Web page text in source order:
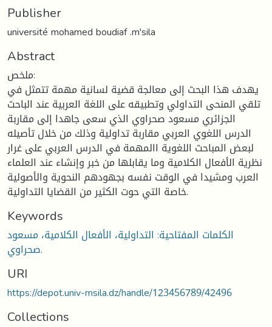
Publisher
université mohamed boudiaf .m'sila
Abstract
ملخص:
يهدف هذا البحث إلى معالجة قضية لسانية مهمة تتمثل في
تلقي المنحى التداولي وتطبيقه على اللغة العربية عند الباحث
الجزائري مسعود صحراوي الذي سعى جاهدا إلى مقاربة
الدرس اللغوي العربي مقاربة تداولية وذلك من خلال تأصيله
لبعض المباحث اللغوية االمهمة في الدرس العربي على غرار
نظرية الأفعال الكلامية وما يقابلها من خبر وإنشاء عند العلماء
العرب ومشيدا في الوقت نفسه بجهودهم النحوية والأصولية
خاصة التي حوت الكثير من القضايا التداولية.
Keywords
الكلمات المفتاحية: التداولية، الأفعال الكلامية، مسعود
صحراوي.
URI
https://depot.univ-msila.dz/handle/123456789/42496
Collections